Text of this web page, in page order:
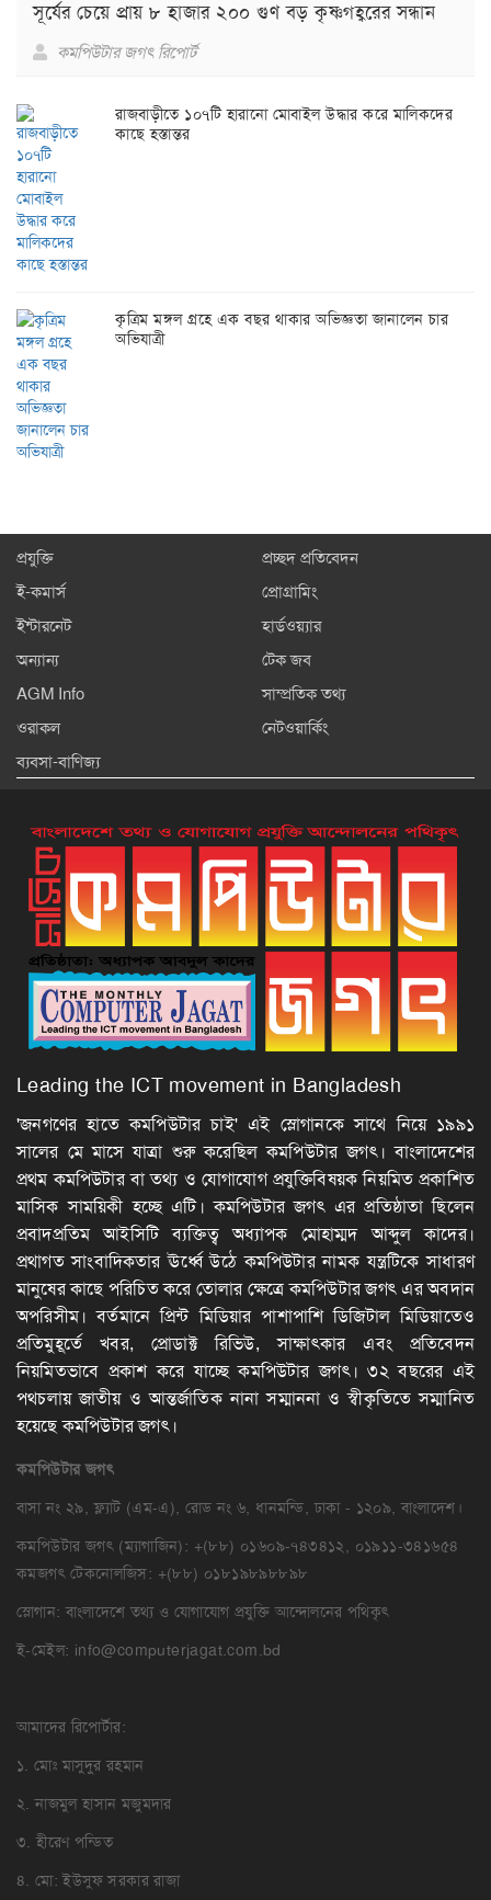
সূর্যের চেয়ে প্রায় ৮ হাজার ২০০ গুণ বড় কৃষ্ণগহ্বরের সন্ধান
কমপিউটার জগৎ রিপোর্ট
রাজবাড়ীতে ১০৭টি হারানো মোবাইল উদ্ধার করে মালিকদের
কাছে হস্তান্তর
কৃত্রিম মঙ্গল গ্রহে এক বছর থাকার অভিজ্ঞতা জানালেন চার
অভিযাত্রী
প্রযুক্তি
প্রচ্ছদ প্রতিবেদন
ই-কমার্স
প্রোগ্রামিং
ইন্টারনেট
হার্ডওয়্যার
অন্যান্য
টেক জব
AGM Info
সাম্প্রতিক তথ্য
ওরাকল
নেটওয়ার্কিং
ব্যবসা-বাণিজ্য
Leading the ICT movement in Bangladesh
'জনগণের হাতে কমপিউটার চাই' এই স্লোগানকে সাথে নিয়ে ১৯৯১
সালের মে মাসে যাত্রা শুরু করেছিল কমপিউটার জগৎ। বাংলাদেশের
প্রথম কমপিউটার বা তথ্য ও যোগাযোগ প্রযুক্তিবিষয়ক নিয়মিত প্রকাশিত
মাসিক সাময়িকী হচ্ছে এটি। কমপিউটার জগৎ এর প্রতিষ্ঠাতা ছিলেন
প্রবাদপ্রতিম আইসিটি ব্যক্তিত্ব অধ্যাপক মোহাম্মদ আব্দুল কাদের।
প্রথাগত সাংবাদিকতার ঊর্ধ্বে উঠে কমপিউটার নামক যন্ত্রটিকে সাধারণ
মানুষের কাছে পরিচিত করে তোলার ক্ষেত্রে কমপিউটার জগৎ এর অবদান
অপরিসীম। বর্তমানে প্রিন্ট মিডিয়ার পাশাপাশি ডিজিটাল মিডিয়াতেও
প্রতিমুহূর্তে খবর, প্রোডাক্ট রিভিউ, সাক্ষাৎকার এবং প্রতিবেদন
নিয়মিতভাবে প্রকাশ করে যাচ্ছে কমপিউটার জগৎ। ৩২ বছরের এই
পথচলায় জাতীয় ও আন্তর্জাতিক নানা সম্মাননা ও স্বীকৃতিতে সম্মানিত
হয়েছে কমপিউটার জগৎ।
কমপিউটারজগৎ
বাসা নং ২৯, ফ্ল্যাট (এম-এ), রোড নং ৬, ধানমন্ডি, ঢাকা - ১২০৯, বাংলাদেশ।
কমপিউটার জগৎ (ম্যাগাজিন): +(৮৮) ০১৬০৯-৭৪৩৪১২, ০১৯১১-৩৪১৬৫৪
কমজগৎ টেকনোলজিস: +(৮৮) ০১৮১৯৮৯৮৮৯৮
স্লোগান: বাংলাদেশে তথ্য ও যোগাযোগ প্রযুক্তি আন্দোলনের পথিকৃৎ
ই-মেইল: info@computerjagat.com.bd
আমাদের রিপোর্টার:
১. মোঃ মাসুদুর রহমান
২. নাজমুল হাসান মজুমদার
৩. হীরেণ পন্ডিত
৪. মো: ইউসুফ সরকার রাজা